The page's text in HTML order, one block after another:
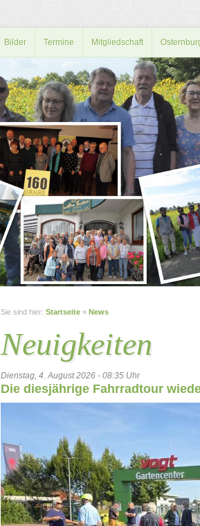
Bilder Termine Mitgliedschaft
Sie sind hier: Startseite » News
Neuigkeiten
Dienstag, 4. August 2026 - 08:35 Uhr
Die diesjährige Fahrradtour